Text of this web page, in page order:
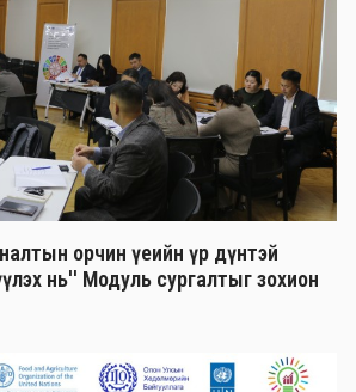
орчин үеийн үр дүнтэй
нь'' Mодуль сургалтыг зохион